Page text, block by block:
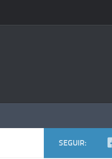
SEGUIR: